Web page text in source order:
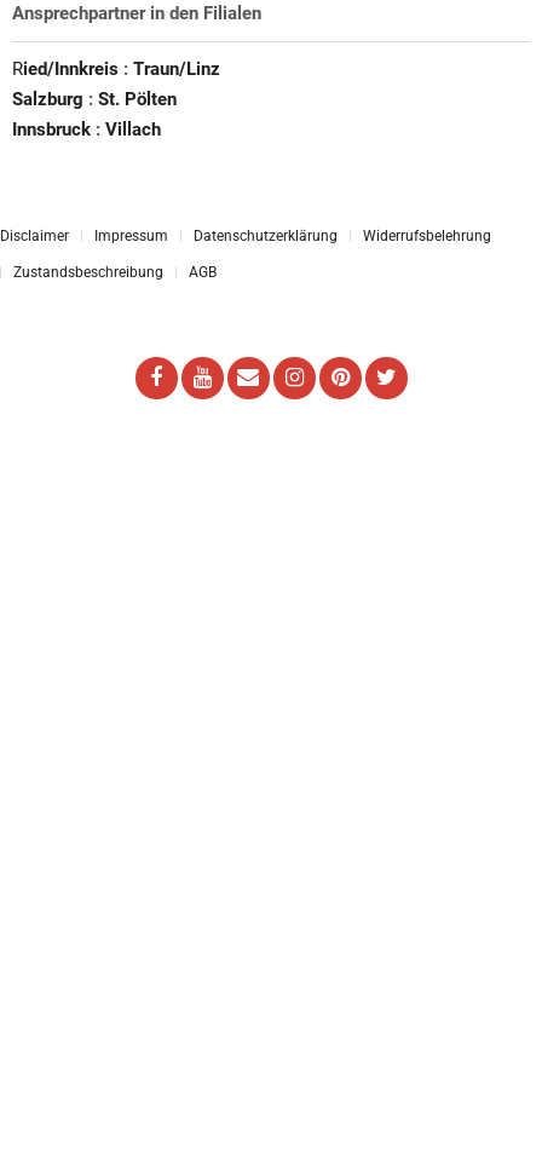
Ansprechpartner in den Filialen
Ried/Innkreis : Traun/Linz
Salzburg : St. Pölten
Innsbruck : Villach
Disclaimer Impressum Datenschutzerklärung Widerrufsbelehrung
Zustandsbeschreibung AGB